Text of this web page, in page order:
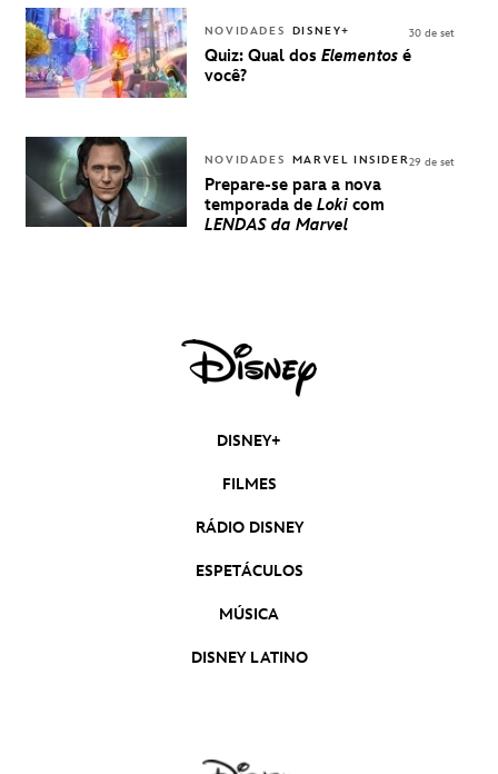
DISNEY
NOVIDADES DISNEY+
Quiz: Qual dos Elementos é
você?
30 de set
NOVIDADES MARVEL INSIDER
Prepare-se para a nova
temporada de Loki com
LENDAS da Marvel
29 de set
DISNEY+
FILMES
RÁDIO DISNEY
ESPETÁCULOS
MÚSICA
DISNEY LATINO